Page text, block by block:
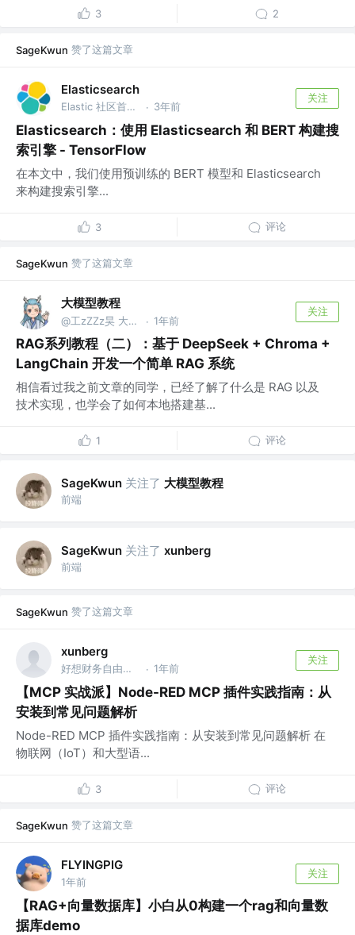
3 2
SageKwun 赞了这篇文章
Elasticsearch
Elastic 社区首席布道师 @Elastic · 3年前
关注
Elasticsearch：使用 Elasticsearch 和 BERT 构建搜
索引擎 - TensorFlow
在本文中，我们使用预训练的 BERT 模型和 Elasticsearch
来构建搜索引擎...
3 评论
SageKwun 赞了这篇文章
大模型教程
@工zZZz昊 大模型教程 · 1年前
关注
RAG系列教程（二）：基于 DeepSeek + Chroma +
LangChain 开发一个简单 RAG 系统
相信看过我之前文章的同学，已经了解了什么是 RAG 以及
技术实现，也学会了如何本地搭建基...
1 评论
SageKwun 关注了 大模型教程
前端
SageKwun 关注了 xunberg
前端
SageKwun 赞了这篇文章
xunberg
好想财务自由的程序员 @智慧芽 · 1年前
关注
【MCP 实战派】Node-RED MCP 插件实践指南：从
安装到常见问题解析
Node-RED MCP 插件实践指南：从安装到常见问题解析 在
物联网（IoT）和大型语...
3 评论
SageKwun 赞了这篇文章
FLYINGPIG
1年前
关注
【RAG+向量数据库】小白从0构建一个rag和向量数
据库demo